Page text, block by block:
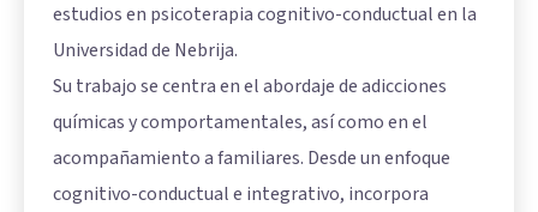
estudios en psicoterapia cognitivo-conductual en la
Universidad de Nebrija.
Su trabajo se centra en el abordaje de adicciones
químicas y comportamentales, así como en el
acompañamiento a familiares. Desde un enfoque
cognitivo-conductual e integrativo, incorpora